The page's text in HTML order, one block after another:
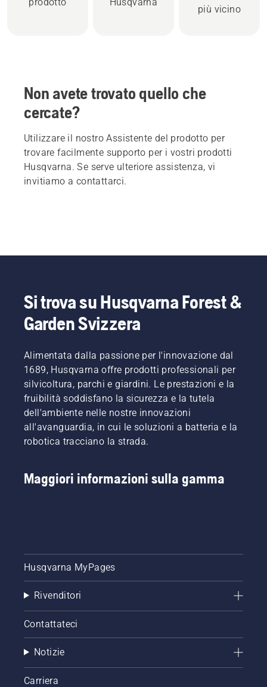
più vicino
Non avete trovato quello che
cercate?
Utilizzare il nostro Assistente del prodotto per
trovare facilmente supporto per i vostri prodotti
Husqvarna. Se serve ulteriore assistenza, vi
invitiamo a contattarci.
Si trova su Husqvarna Forest &
Garden Svizzera
Alimentata dalla passione per l'innovazione dal
1689, Husqvarna offre prodotti professionali per
silvicoltura, parchi e giardini. Le prestazioni e la
fruibilità soddisfano la sicurezza e la tutela
dell'ambiente nelle nostre innovazioni
all'avanguardia, in cui le soluzioni a batteria e la
robotica tracciano la strada.
Maggiori informazioni sulla gamma
Husqvarna MyPages
Rivenditori
Contattateci
Notizie
Carriera